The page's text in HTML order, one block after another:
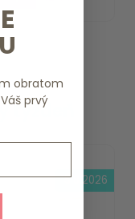
15.8.2026
obratom
prvý